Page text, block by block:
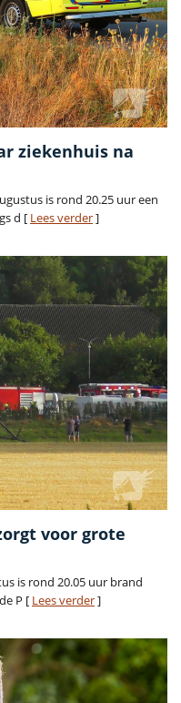
ziekenhuis na
is rond 20.25 uur een
d [ Lees verder]
voor grote
is rond 20.05 uur brand
P [ Lees verder]